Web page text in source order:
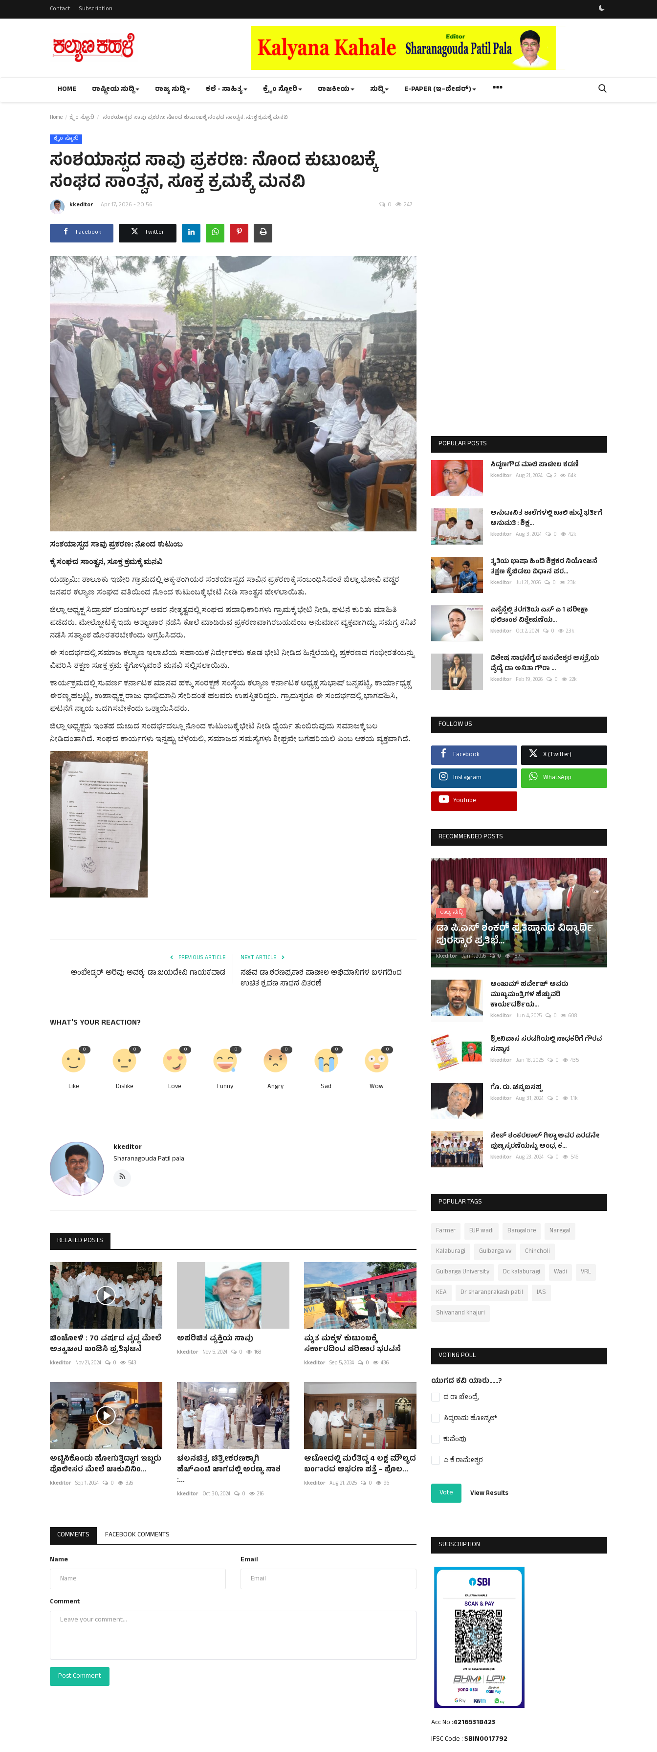
Contact Subscription
HOME ರಾಷ್ಟ್ರೀಯ ಸುದ್ದಿ ರಾಜ್ಯ ಸುದ್ದಿ ಕಲೆ - ಸಾಹಿತ್ಯ ಕ್ರೈಂ ಸ್ಟೋರಿ ರಾಜಕೀಯ ಸುದ್ದಿ E-PAPER (ಇ–ಪೇಪರ್‌)
Home ಕ್ರೈಂ ಸ್ಟೋರಿ ಸಂಶಯಾಸ್ಪದ ಸಾವು ಪ್ರಕರಣ: ನೊಂದ ಕುಟುಂಬಕ್ಕೆ ಸಂಘದ ಸಾಂತ್ವನ, ಸೂಕ್ತ ಕ್ರಮಕ್ಕೆ ಮನವಿ
ಕ್ರೈಂ ಸ್ಟೋರಿ
ಸಂಶಯಾಸ್ಪದ ಸಾವು ಪ್ರಕರಣ: ನೊಂದ ಕುಟುಂಬಕ್ಕೆ
ಸಂಘದ ಸಾಂತ್ವನ, ಸೂಕ್ತ ಕ್ರಮಕ್ಕೆ ಮನವಿ
kkeditor Apr 17, 2026 - 20:56 0 247
Facebook Twitter
ಸಂಶಯಾಸ್ಪದ ಸಾವು ಪ್ರಕರಣ: ನೊಂದ ಕುಟುಂಬ
ಕ್ಕೆ ಸಂಘದ ಸಾಂತ್ವನ, ಸೂಕ್ತ ಕ್ರಮಕ್ಕೆ ಮನವಿ
ಯಡ್ರಾಮಿ: ತಾಲೂಕು ಇಜೇರಿ ಗ್ರಾಮದಲ್ಲಿ ಅಕ್ಕ-ತಂಗಿಯರ ಸಂಶಯಾಸ್ಪದ ಸಾವಿನ ಪ್ರಕರಣಕ್ಕೆ ಸಂಬಂಧಿಸಿದಂತೆ ಜಿಲ್ಲಾ ಭೋವಿ ವಡ್ಡರ
ಜನಪರ ಕಲ್ಯಾಣ ಸಂಘದ ವತಿಯಿಂದ ನೊಂದ ಕುಟುಂಬಕ್ಕೆ ಭೇಟಿ ನೀಡಿ ಸಾಂತ್ವನ ಹೇಳಲಾಯಿತು.
ಜಿಲ್ಲಾ ಅಧ್ಯಕ್ಷ ಸಿದ್ರಾಮ್ ದಂಡಗುಲ್ಕರ್ ಅವರ ನೇತೃತ್ವದಲ್ಲಿ ಸಂಘದ ಪದಾಧಿಕಾರಿಗಳು ಗ್ರಾಮಕ್ಕೆ ಭೇಟಿ ನೀಡಿ, ಘಟನೆ ಕುರಿತು ಮಾಹಿತಿ
ಪಡೆದರು. ಮೇಲ್ನೋಟಕ್ಕೆ ಇದು ಅತ್ಯಾಚಾರ ನಡೆಸಿ ಕೊಲೆ ಮಾಡಿರುವ ಪ್ರಕರಣವಾಗಿರಬಹುದೆಂಬ ಅನುಮಾನ ವ್ಯಕ್ತವಾಗಿದ್ದು, ಸಮಗ್ರ ತನಿಖೆ
ನಡೆಸಿ ಸತ್ಯಾಂಶ ಹೊರತರಬೇಕೆಂದು ಆಗ್ರಹಿಸಿದರು.
ಈ ಸಂದರ್ಭದಲ್ಲಿ ಸಮಾಜ ಕಲ್ಯಾಣ ಇಲಾಖೆಯ ಸಹಾಯಕ ನಿರ್ದೇಶಕರು ಕೂಡ ಭೇಟಿ ನೀಡಿದ ಹಿನ್ನೆಲೆಯಲ್ಲಿ, ಪ್ರಕರಣದ ಗಂಭೀರತೆಯನ್ನು
ವಿವರಿಸಿ ತಕ್ಷಣ ಸೂಕ್ತ ಕ್ರಮ ಕೈಗೊಳ್ಳುವಂತೆ ಮನವಿ ಸಲ್ಲಿಸಲಾಯಿತು.
ಕಾರ್ಯಕ್ರಮದಲ್ಲಿ ಸುವರ್ಣ ಕರ್ನಾಟಕ ಮಾನವ ಹಕ್ಕು ಸಂರಕ್ಷಣೆ ಸಂಸ್ಥೆಯ ಕಲ್ಯಾಣ ಕರ್ನಾಟಕ ಅಧ್ಯಕ್ಷ ಸುಭಾಷ್ ಬನ್ನಪಟ್ಟೆ, ಕಾರ್ಯಾಧ್ಯಕ್ಷ
ಈರಣ್ಣ ಹಲ್ಕಟ್ಟಿ, ಉಪಾಧ್ಯಕ್ಷ ರಾಜು ಧಾಭಿಮಾನಿ ಸೇರಿದಂತೆ ಹಲವರು ಉಪಸ್ಥಿತರಿದ್ದರು. ಗ್ರಾಮಸ್ಥರೂ ಈ ಸಂದರ್ಭದಲ್ಲಿ ಭಾಗವಹಿಸಿ,
ಘಟನೆಗೆ ನ್ಯಾಯ ಒದಗಿಸಬೇಕೆಂದು ಒತ್ತಾಯಿಸಿದರು.
ಜಿಲ್ಲಾ ಅಧ್ಯಕ್ಷರು ಇಂತಹ ದುಃಖದ ಸಂದರ್ಭದಲ್ಲೂ ನೊಂದ ಕುಟುಂಬಕ್ಕೆ ಭೇಟಿ ನೀಡಿ ಧೈರ್ಯ ತುಂಬಿರುವುದು ಸಮಾಜಕ್ಕೆ ಬಲ
ನೀಡಿದಂತಾಗಿದೆ. ಸಂಘದ ಕಾರ್ಯಗಳು ಇನ್ನಷ್ಟು ಬೆಳೆಯಲಿ, ಸಮಾಜದ ಸಮಸ್ಯೆಗಳು ಶೀಘ್ರವೇ ಬಗೆಹರಿಯಲಿ ಎಂಬ ಆಶಯ ವ್ಯಕ್ತವಾಗಿದೆ.
PREVIOUS ARTICLE
ಅಂಬೇಡ್ಕರ್ ಅರಿವು ಅವಶ್ಯ: ಡಾ.ಜಯದೇವಿ ಗಾಯಕವಾಡ
NEXT ARTICLE
ಸಚಿವ ಡಾ.ಶರಣಪ್ರಕಾಶ ಪಾಟೀಲ ಅಭಿಮಾನಿಗಳ ಬಳಗದಿಂದ
ಉಚಿತ ಶ್ರವಣ ಸಾಧನ ವಿತರಣೆ
WHAT'S YOUR REACTION?
0
Like
0
Dislike
0
Love
0
Funny
0
Angry
0
Sad
0
Wow
kkeditor
Sharanagouda Patil pala
RELATED POSTS
ಚಿಂಚೋಳಿ : 70 ವರ್ಷದ ವೃದ್ದ ಮೇಲೆ
ಅತ್ಯಾಚಾರ ಖಂಡಿಸಿ ಪ್ರತಿಭಟನೆ
kkeditor Nov 21, 2024 0 543
ಅಪರಿಚಿತ ವ್ಯಕ್ತಿಯ ಸಾವು
kkeditor Nov 5, 2024 0 168
ಮೃತ ಮಕ್ಕಳ ಕುಟುಂಬಕ್ಕೆ
ಸರ್ಕಾರದಿಂದ ಪರಿಹಾರ ಭರವಸೆ
kkeditor Sep 5, 2024 0 436
ಅಟ್ಟಿಸಿಕೊಂಡು ಹೋಗುತ್ತಿದ್ದಾಗ ಇಬ್ಬರು
ಪೊಲೀಸರ ಮೇಲೆ ಚಾಕುವಿನಿಂ...
kkeditor Sep 1, 2024 0 326
ಚಲನಚಿತ್ರ ಚಿತ್ರೀಕರಣಕ್ಕಾಗಿ
ಹೆಚ್‌ಎಂಟಿ ಜಾಗದಲ್ಲಿ ಅರಣ್ಯ ನಾಶ
:...
kkeditor Oct 30, 2024 0 216
ಆಟೋದಲ್ಲಿ ಮರೆತಿದ್ದ 4 ಲಕ್ಷ ಮೌಲ್ಯದ
ಬಂಗಾರದ ಆಭರಣ ಪತ್ತೆ – ಪೊಲ...
kkeditor Aug 21, 2025 0 96
COMMENTS FACEBOOK COMMENTS
Name Email
Comment
Post Comment
POPULAR POSTS
ಸಿದ್ದಣಗೌಡ ಮಾಲಿ ಪಾಟೀಲ ಕಡಣಿ
kkeditor Aug 21, 2024 2 6.4k
ಅನುದಾನಿತ ಶಾಲೆಗಳಲ್ಲಿ ಖಾಲಿ ಹುದ್ದೆ ಭರ್ತಿಗೆ
ಅನುಮತಿ : ಶಿಕ್ಷ...
kkeditor Aug 3, 2024 0 4.2k
ತೃತಿಯ ಭಾಷಾ ಹಿಂದಿ ಶಿಕ್ಷಕರ ನಿಯೋಜನೆ
ತಕ್ಷಣ ಕೈಬಿಡಲು ವಿಧಾನ ಪರ...
kkeditor Jul 21, 2026 0 2.3k
ಎಸ್ಸೆಸ್ಸೆಲ್ಸಿ ತರಗತಿಯ ಎಸ್ ಎ 1 ಪರೀಕ್ಷಾ
ಫಲಿತಾಂಶ ವಿಶ್ಲೇಷಣೆಯ...
kkeditor Oct 2, 2024 0 2.3k
ವಿಶೇಷ ಸಾಧನೆಗೈದ ಬಸವೇಶ್ವರ ಆಸ್ಪತ್ರೆಯ
ವೈದ್ಯೆ ಡಾ ಅನಿತಾ ಗೌರಾ ...
kkeditor Feb 19, 2026 0 2.2k
FOLLOW US
Facebook X (Twitter)
Instagram WhatsApp
YouTube
RECOMMENDED POSTS
ರಾಜ್ಯ ಸುದ್ದಿ
ಡಾ ಪಿ.ಎಸ್ ಶಂಕರ್ ಪ್ರತಿಷ್ಠಾನದ ವಿದ್ಯಾರ್ಥಿ
ಪುರಸ್ಕಾರ ಪ್ರತಿಭೆ...
kkeditor Jan 1, 2026 0 187
ಅಂಜುಮ್ ಪರ್ವೇಜ್ ಅವರು
ಮುಖ್ಯಮಂತ್ರಿಗಳ ಹೆಚ್ಚುವರಿ
ಕಾರ್ಯದರ್ಶಿಯ...
kkeditor Jun 4, 2025 0 608
ಶ್ರೀನಿವಾಸ ಸರಡಗಿಯಲ್ಲಿ ಸಾಧಕರಿಗೆ ಗೌರವ
ಸನ್ಮಾನ
kkeditor Jan 18, 2025 0 435
ಗೊ. ರು. ಚನ್ನಬಸಪ್ಪ
kkeditor Aug 31, 2024 0 1.1k
ಸೇಠ್ ಶಂಕರಲಾಲ್ ಗಿಲ್ಡಾ ಅವರ ಎರಡನೇ
ಪುಣ್ಯಸ್ಮರಣೆಯನ್ನು ಅಂಧ, ಕ...
kkeditor Aug 23, 2024 0 546
POPULAR TAGS
Farmer BJP wadi Bangalore
Naregal
Kalaburagi
Gulbarga vv
Chincholi
Gulbarga University
Dc kalaburagi Wadi
VRL
KEA
Dr sharanprakash patil
IAS
Shivanand khajuri
VOTING POLL
ಯುಗದ ಕವಿ ಯಾರು......?
ದ ರಾ ಬೇಂದ್ರೆ
ಸಿದ್ದರಾಮ ಹೋನ್ಕಲ್
ಕುವೆಂಪು
ಎ ಕೆ ರಾಮೇಶ್ವರ
Vote View Results
SUBSCRIPTION
Acc No :42165318423
IFSC Code :SBIN0017792